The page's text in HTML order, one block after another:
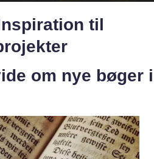
til
om nye bøger i